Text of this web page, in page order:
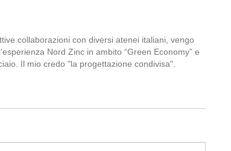
collaborazioni con diversi atenei italiani, vengo
Nord Zinc in ambito “Green Economy” e
Il mio credo "la progettazione condivisa".